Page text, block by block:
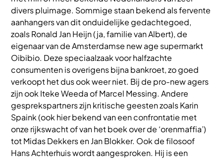
divers pluimage. Sommige staan bekend als fervente
aanhangers van dit onduidelijke gedachtegoed,
zoals Ronald Jan Heijn (ja, familie van Albert), de
eigenaar van de Amsterdamse new age supermarkt
Oibibio. Deze speciaalzaak voor halfzachte
consumenten is overigens bijna bankroet, zo goed
verkoopt het dus ook weer niet. Bij de pro-new agers
zijn ook Iteke Weeda of Marcel Messing. Andere
gesprekspartners zijn kritische geesten zoals Karin
Spaink (ook hier bekend van een confrontatie met
onze rijkswacht of van het boek over de ‘orenmaffia’)
tot Midas Dekkers en Jan Blokker. Ook de filosoof
Hans Achterhuis wordt aangesproken. Hij is een